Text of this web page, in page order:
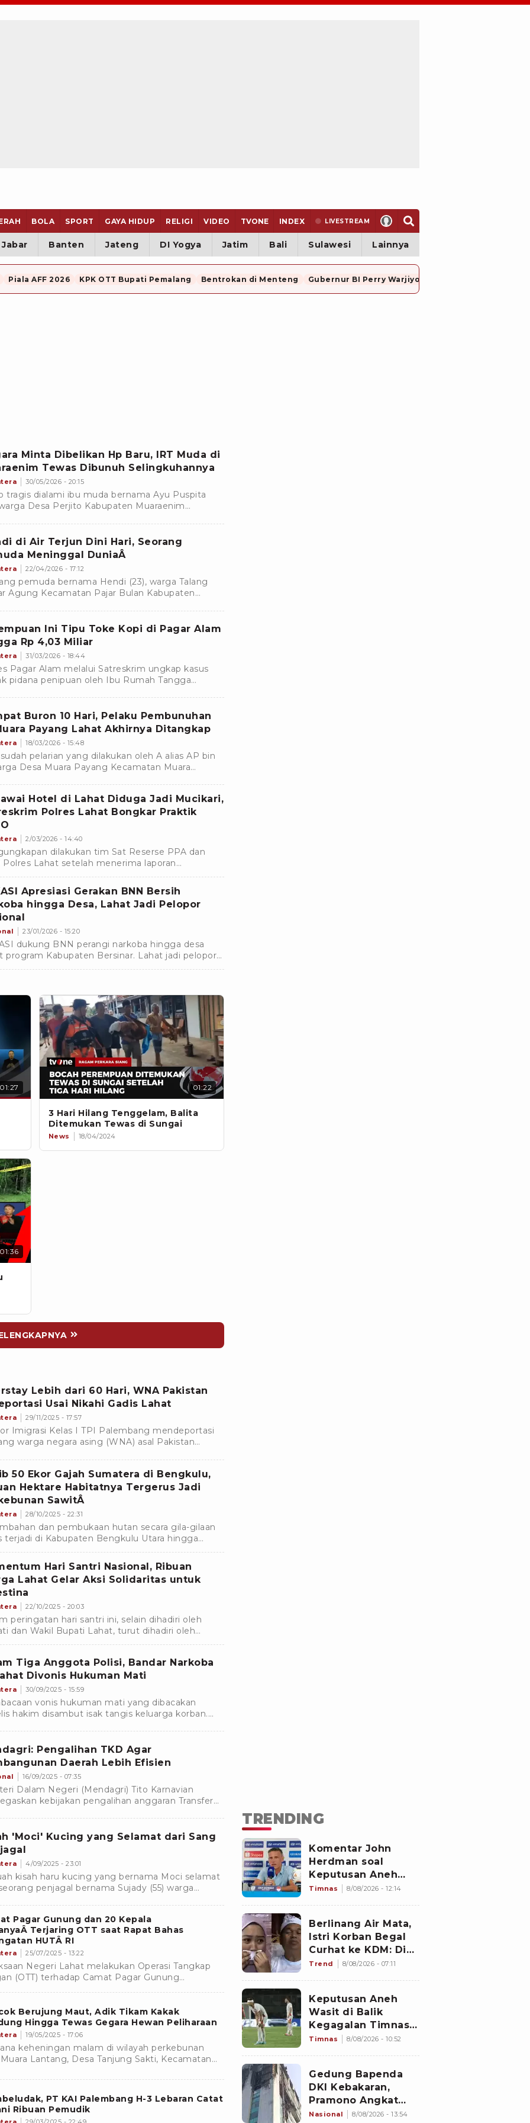
BOLA SPORT GAYA HIDUP RELIGI VIDEO TVONE INDEX LIVESTREAM
Jabar Banten Jateng DI Yogya Jatim Bali Sulawesi Lainnya
Piala AFF 2026 KPK OTT Bupati Pemalang Bentrokan di Menteng Gubernur BI Perry Warjiyo Mundur
Minta Dibelikan Hp Baru, IRT Muda di
Tewas Dibunuh Selingkuhannya
30/05/2026 - 20:15
tragis dialami ibu muda bernama Ayu Puspita
Desa Perjito Kabupaten Muaraenim
di Air Terjun Dini Hari, Seorang
Meninggal DuniaÂ
22/04/2026 - 17:12
pemuda bernama Hendi (23), warga Talang
Agung Kecamatan Pajar Bulan Kabupaten
Ini Tipu Toke Kopi di Pagar Alam
Rp 4,03 Miliar
31/03/2026 - 18:44
Pagar Alam melalui Satreskrim ungkap kasus
pidana penipuan oleh Ibu Rumah Tangga
Buron 10 Hari, Pelaku Pembunuhan
Payang Lahat Akhirnya Ditangkap
18/03/2026 - 15:48
sudah pelarian yang dilakukan oleh A alias AP bin
Desa Muara Payang Kecamatan Muara
Hotel di Lahat Diduga Jadi Mucikari,
Polres Lahat Bongkar Praktik
2/03/2026 - 14:40
dilakukan tim Sat Reserse PPA dan
Polres Lahat setelah menerima laporan
terkait dugaan aktivitas prostitusi di sebuah
di Kecamatan Lahat. Penindakan ini berdasarkan
Polisi Nomor: LP/A/II/2026/SATRES PPA/PPO
Lahat/POLDA SUMSEL tertanggal 23 Februari
Apresiasi Gerakan BNN Bersih
hingga Desa, Lahat Jadi Pelopor
23/01/2026 - 15:20
dukung BNN perangi narkoba hingga desa
program Kabupaten Bersinar. Lahat jadi pelopor
penguatan P4GN berbasis desa.
01:27 01:22
3 Hari Hilang Tenggelam, Balita
Ditemukan Tewas di Sungai
News 18/04/2024
01:36
Lebih dari 60 Hari, WNA Pakistan
Usai Nikahi Gadis Lahat
29/11/2025 - 17:57
Imigrasi Kelas I TPI Palembang mendeportasi
warga negara asing (WNA) asal Pakistan
50 Ekor Gajah Sumatera di Bengkulu,
Hektare Habitatnya Tergerus Jadi
SawitÂ
28/10/2025 - 22:31
dan pembukaan hutan secara gila-gilaan
terjadi di Kabupaten Bengkulu Utara hingga
latin
Hari Santri Nasional, Ribuan
Lahat Gelar Aksi Solidaritas untuk
22/10/2025 - 20:03
peringatan hari santri ini, selain dihadiri oleh
dan Wakil Bupati Lahat, turut dihadiri oleh
Hutabarat, dan Hariman Siregar.
Tiga Anggota Polisi, Bandar Narkoba
Divonis Hukuman Mati
30/09/2025 - 15:59
vonis hukuman mati yang dibacakan
hakim disambut isak tangis keluarga korban.
secara langsung sidang tersebut sangat
atas putusan yang telah diberikan oleh
hakim.
Pengalihan TKD Agar
Daerah Lebih Efisien
16/09/2025 - 07:35
Dalam Negeri (Mendagri) Tito Karnavian
kebijakan pengalihan anggaran Transfer
'Moci' Kucing yang Selamat dari Sang
4/09/2025 - 23:01
kisah haru kucing yang bernama Moci selamat
penjagal bernama Sujady (55) warga
Pagar Gunung dan 20 Kepala
Terjaring OTT saat Rapat Bahas
HUTÂ RI
25/07/2025 - 13:22
Negeri Lahat melakukan Operasi Tangkap
(OTT) terhadap Camat Pagar Gunung
Berujung Maut, Adik Tikam Kakak
Hingga Tewas Gegara Hewan Peliharaan
19/05/2025 - 17:06
keheningan malam di wilayah perkebunan
Lantang, Desa Tanjung Sakti, Kecamatan
pecah akibat cekcok berujung maut, yang
antara dua saudara kandung.
PT KAI Palembang H-3 Lebaran Catat
Ribuan Pemudik
TRENDING
Komentar John
Herdman soal
Keputusan Aneh
Wasit Laga Timnas
AFF 2026: Percuma
Bahas Itu
Timnas 8/08/2026 - 12:14
Berlinang Air Mata,
Istri Korban Begal
Curhat ke KDM: Dia
Abis Shalat Tahajud
Trend 8/08/2026 - 07:11
Keputusan Aneh
Wasit di Balik
Kegagalan Timnas
Indonesia Lolos
Singapura dan
Rugikan Garuda
Timnas 8/08/2026 - 10:52
Gedung Bapenda
DKI Kebakaran,
Pramono Angkat
Bicara soal Nasib
Nasional 8/08/2026 - 13:54